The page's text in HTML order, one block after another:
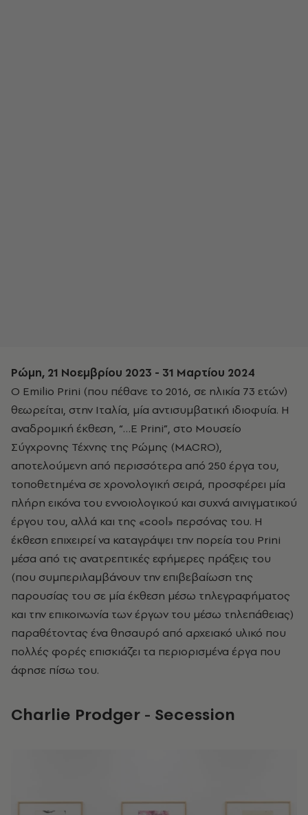
Ρώμη, 21 Νοεμβρίου 2023 - 31 Μαρτίου 2024
Ο Emilio Prini (που πέθανε το 2016, σε ηλικία 73 ετών)
θεωρείται, στην Ιταλία, μία αντισυμβατική ιδιοφυία. Η
αναδρομική έκθεση, “…E Prini”, στο Μουσείο
Σύγχρονης Τέχνης της Ρώμης (MACRO),
αποτελούμενη από περισσότερα από 250 έργα του,
τοποθετημένα σε χρονολογική σειρά, προσφέρει μία
πλήρη εικόνα του εννοιολογικού και συχνά αινιγματικού
έργου του, αλλά και της «cool» περσόνας του. Η
έκθεση επιχειρεί να καταγράψει την πορεία του Prini
μέσα από τις ανατρεπτικές εφήμερες πράξεις του
(που συμπεριλαμβάνουν την επιβεβαίωση της
παρουσίας του σε μία έκθεση μέσω τηλεγραφήματος
και την επικοινωνία των έργων του μέσω τηλεπάθειας)
παραθέτοντας ένα θησαυρό από αρχειακό υλικό που
πολλές φορές επισκιάζει τα περιορισμένα έργα που
άφησε πίσω του.
Charlie Prodger - Secession